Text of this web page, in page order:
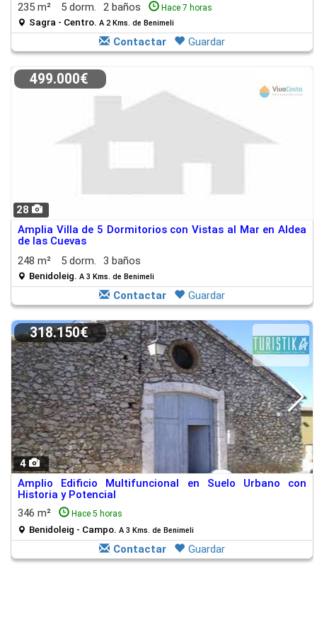
235 m²
5 dorm. 2 baños Hace 7 horas
Sagra - Centro. A 2 Kms. de Benimeli
Contactar Guardar
28
499.000€
Amplia Villa de 5 Dormitorios con Vistas al Mar en Aldea
de las Cuevas
248 m²
5 dorm. 3 baños
Benidoleig. A 3 Kms. de Benimeli
Contactar Guardar
4
318.150€
Amplio Edificio Multifuncional en Suelo Urbano con
Historia y Potencial
346 m²
Hace 5 horas
Benidoleig - Campo. A 3 Kms. de Benimeli
Contactar Guardar